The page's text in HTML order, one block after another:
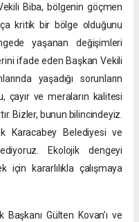
Biba, bölgenin göçmen
kritik bir bölge olduğunu
yaşanan değişimleri
ifade eden Başkan Vekili
yaşadığı sorunların
çayır ve meraların kalitesi
Bizler, bunun bilincindeyiz.
Karacabey Belediyesi ve
Ekolojik dengeyi
kararlılıkla çalışmaya
Başkanı Gülten Kovan’ı ve